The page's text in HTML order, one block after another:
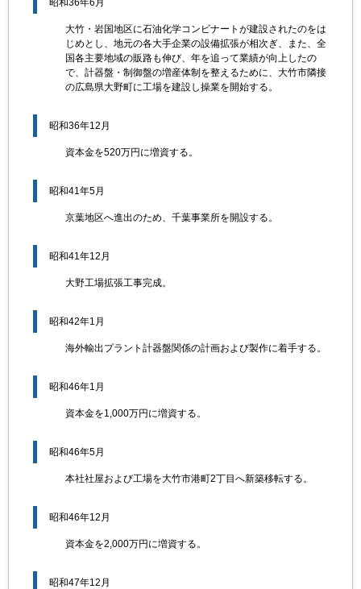
昭和36年6月
大竹・岩国地区に石油化学コンビナートが建設されたのをは
じめとし、地元の各大手企業の設備拡張が相次ぎ、また、全
国各主要地域の販路も伸び、年を追って業績が向上したの
で、計器盤・制御盤の増産体制を整えるために、大竹市隣接
の広島県大野町に工場を建設し操業を開始する。
昭和36年12月
資本金を520万円に増資する。
昭和41年5月
京葉地区へ進出のため、千葉事業所を開設する。
昭和41年12月
大野工場拡張工事完成。
昭和42年1月
海外輸出プラント計器盤関係の計画および製作に着手する。
昭和46年1月
資本金を1,000万円に増資する。
昭和46年5月
本社社屋および工場を大竹市港町2丁目へ新築移転する。
昭和46年12月
資本金を2,000万円に増資する。
昭和47年12月